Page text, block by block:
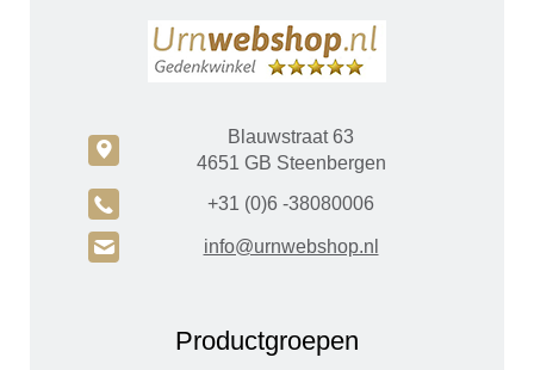
c
Blauwstraat 63
4651 GB Steenbergen
A +31 (0)6 -38080006
H info@urnwebshop.nl
Productgroepen